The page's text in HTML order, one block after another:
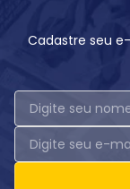
Cadastre seu